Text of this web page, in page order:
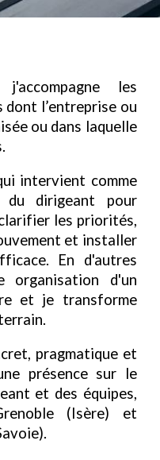
les
l’entreprise ou
ou dans laquelle
intervient comme
du dirigeant pour
les priorités,
et installer
En d'autres
organisation d'un
et je transforme
pragmatique et
présence sur le
et des équipes,
(Isère) et